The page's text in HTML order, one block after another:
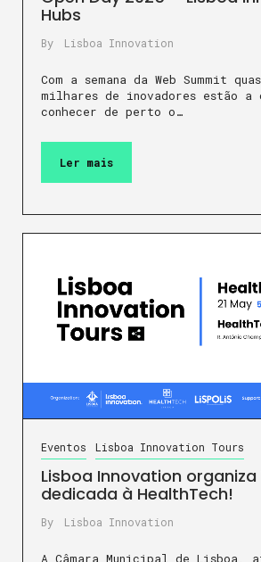
Hubs
By Lisboa Innovation
Com a semana da Web Summit
milhares de inovadores estão a
conhecer de perto o…
Ler mais
Eventos Lisboa Innovation Tours
Lisboa Innovation organiza
dedicada à HealthTech!
By Lisboa Innovation
A Câmara Municipal de Lisboa,